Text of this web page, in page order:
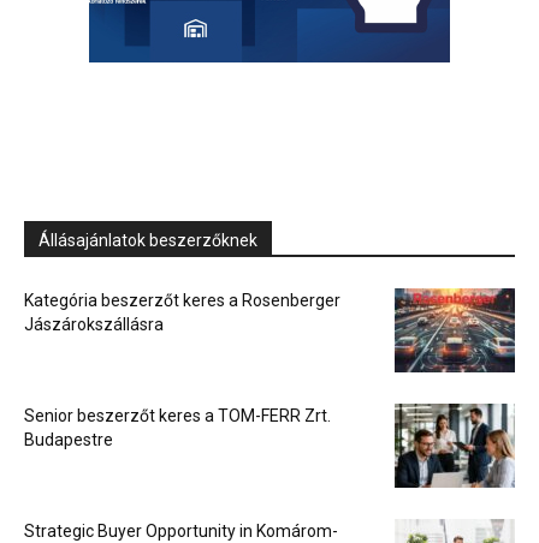
Állásajánlatok beszerzőknek
Kategória beszerzőt keres a Rosenberger
Jászárokszállásra
Senior beszerzőt keres a TOM-FERR Zrt.
Budapestre
Strategic Buyer Opportunity in Komárom-